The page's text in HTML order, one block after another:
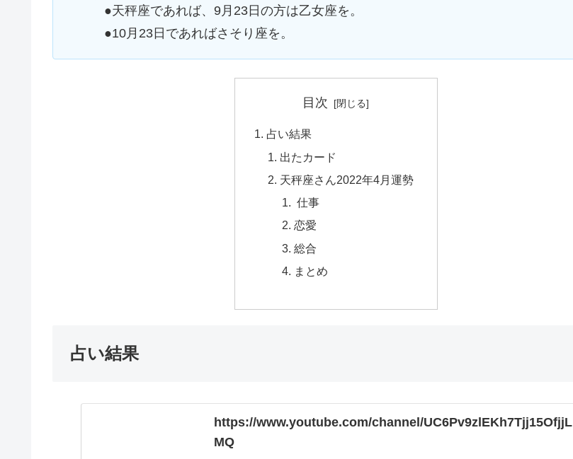
●天秤座であれば、9月23日の方は乙女座を。
●10月23日であればさそり座を。
目次
占い結果
出たカード
天秤座さん2022年4月運勢
仕事
恋愛
総合
まとめ
占い結果
https://www.youtube.com/channel/UC6Pv9zlEKh7Tjj15OfjjL
MQ